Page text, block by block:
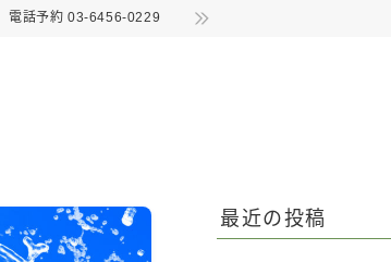
電話予約 03-6456-0229
最近の投稿